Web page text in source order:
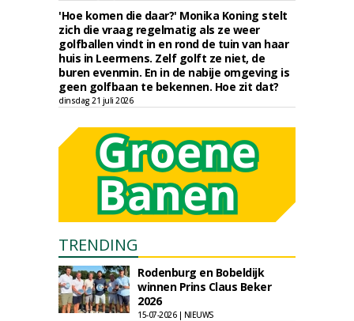
'Hoe komen die daar?' Monika Koning stelt
zich die vraag regelmatig als ze weer
golfballen vindt in en rond de tuin van haar
huis in Leermens. Zelf golft ze niet, de
buren evenmin. En in de nabije omgeving is
geen golfbaan te bekennen. Hoe zit dat?
dinsdag 21 juli 2026
TRENDING
Rodenburg en Bobeldijk
winnen Prins Claus Beker
2026
15-07-2026 | NIEUWS